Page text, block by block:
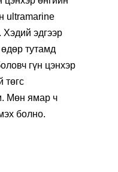
ultramarine
Хэдий эдгээр
тутамд
гүн цэнхэр
төгс
Мөн ямар ч
болно.